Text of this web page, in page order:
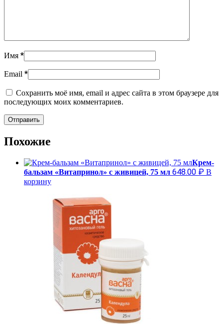
Имя *
Email *
Сохранить моё имя, email и адрес сайта в этом браузере для
последующих моих комментариев.
Похожие
Крем-
бальзам «Витапринол» с живицей, 75 мл 648.00 ₽ В
корзину